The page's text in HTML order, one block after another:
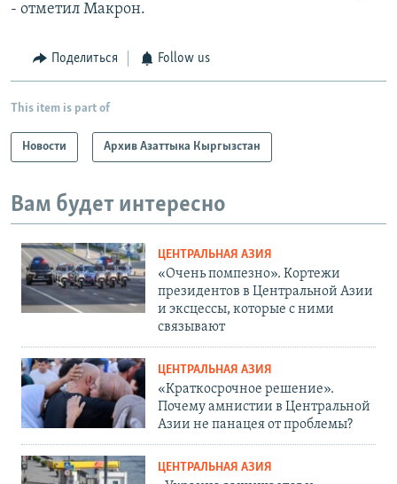
- отметил Макрон.
Поделиться Follow us
This item is part of
Новости Архив Азаттыка Кыргызстан
Вам будет интересно
ЦЕНТРАЛЬНАЯ АЗИЯ
«Очень помпезно». Кортежи
президентов в Центральной Азии
и эксцессы, которые с ними
связывают
ЦЕНТРАЛЬНАЯ АЗИЯ
«Краткосрочное решение».
Почему амнистии в Центральной
Азии не панацея от проблемы?
ЦЕНТРАЛЬНАЯ АЗИЯ